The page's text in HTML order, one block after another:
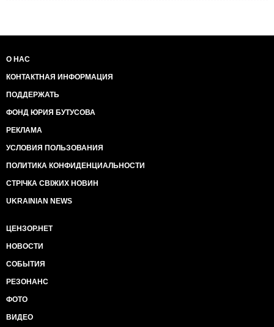
О НАС
КОНТАКТНАЯ ИНФОРМАЦИЯ
ПОДДЕРЖАТЬ
ФОНД ЮРИЯ БУТУСОВА
РЕКЛАМА
УСЛОВИЯ ПОЛЬЗОВАНИЯ
ПОЛИТИКА КОНФИДЕНЦИАЛЬНОСТИ
СТРІЧКА СВІЖИХ НОВИН
UKRAINIAN NEWS
ЦЕНЗОР.НЕТ
НОВОСТИ
СОБЫТИЯ
РЕЗОНАНС
ФОТО
ВИДЕО